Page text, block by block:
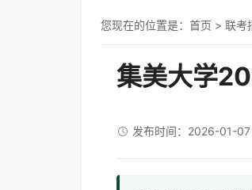
您现在的位置是： 首页 > 联考
集美大学
发布时间：2026-01-